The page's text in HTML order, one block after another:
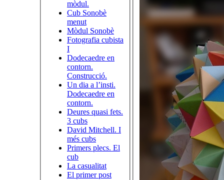
mòdul.
Cub Sonobè
menut
Mòdul Sonobè
Fotografia cubista
I
Dodecaedre en
contorn.
Construcció.
Un dia a l’insti.
Dodecaedre en
contorn.
Deures quasi fets.
3 cubs
David Mitchell. I
més cubs
Primers plecs. El
cub
La casualitat
El primer post